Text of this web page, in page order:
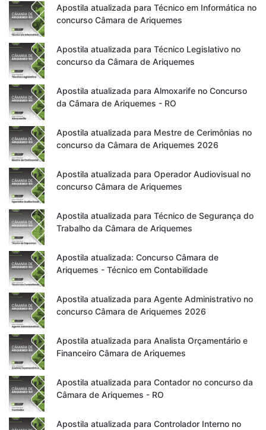
Apostila atualizada para Técnico em Informática no
concurso Câmara de Ariquemes
Apostila atualizada para Técnico Legislativo no
concurso da Câmara de Ariquemes
Apostila atualizada para Almoxarife no Concurso
da Câmara de Ariquemes - RO
Apostila atualizada para Mestre de Cerimônias no
concurso da Câmara de Ariquemes 2026
Apostila atualizada para Operador Audiovisual no
concurso Câmara de Ariquemes
Apostila atualizada para Técnico de Segurança do
Trabalho da Câmara de Ariquemes
Apostila atualizada: Concurso Câmara de
Ariquemes - Técnico em Contabilidade
Apostila atualizada para Agente Administrativo no
concurso Câmara de Ariquemes 2026
Apostila atualizada para Analista Orçamentário e
Financeiro Câmara de Ariquemes
Apostila atualizada para Contador no concurso da
Câmara de Ariquemes - RO
Apostila atualizada para Controlador Interno no